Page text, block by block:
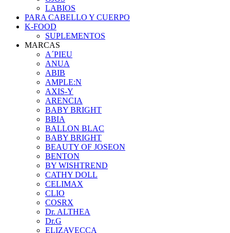
LABIOS
PARA CABELLO Y CUERPO
K-FOOD
SUPLEMENTOS
MARCAS
A´PIEU
ANUA
ABIB
AMPLE:N
AXIS-Y
ARENCIA
BABY BRIGHT
BBIA
BALLON BLAC
BABY BRIGHT
BEAUTY OF JOSEON
BENTON
BY WISHTREND
CATHY DOLL
CELIMAX
CLIO
COSRX
Dr. ALTHEA
Dr.G
ELIZAVECCA